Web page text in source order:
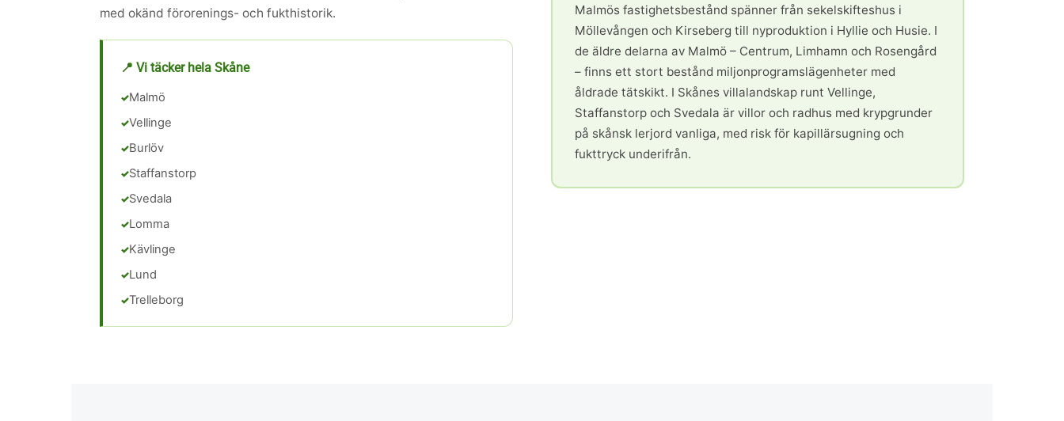
med okänd förorenings- och fukthistorik.
📍 Vi täcker hela Skåne
Malmö
Vellinge
Burlöv
Staffanstorp
Svedala
Lomma
Kävlinge
Lund
Trelleborg
Malmös fastighetsbestånd spänner från sekelskifteshus i
Möllevången och Kirseberg till nyproduktion i Hyllie och Husie. I
de äldre delarna av Malmö – Centrum, Limhamn och Rosengård
– finns ett stort bestånd miljonprogramslägenheter med
åldrade tätskikt. I Skånes villalandskap runt Vellinge,
Staffanstorp och Svedala är villor och radhus med krypgrunder
på skånsk lerjord vanliga, med risk för kapillärsugning och
fukttryck underifrån.